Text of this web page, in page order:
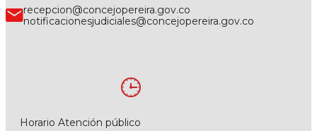
recepcion@concejopereira.gov.co
notificacionesjudiciales@concejopereira.gov.co
Horario Atención público